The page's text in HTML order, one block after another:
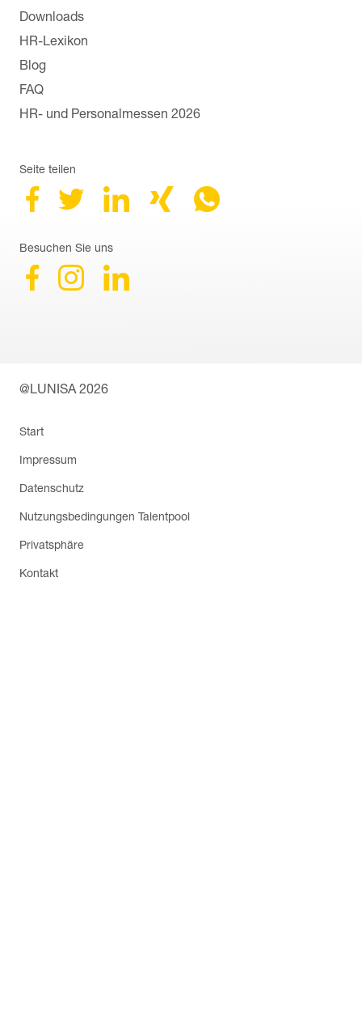
Downloads
HR-Lexikon
Blog
FAQ
HR- und Personalmessen 2026
Seite teilen
Besuchen Sie uns
@LUNISA 2026
Navigation
Start
Impressum
Datenschutz
Nutzungsbedingungen Talentpool
Privatsphäre
Kontakt